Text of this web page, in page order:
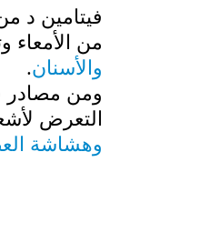
فيتامين د
من
والأسنان.
ومن مصادر
التعرض
وهشاشة